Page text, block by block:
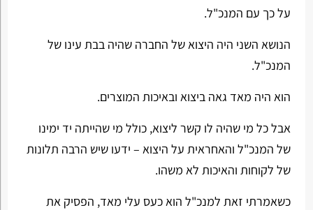
על כך עם המנכ"ל.
הנושא השני היה היצוא של החברה שהיה בבת עינו של
המנכ"ל.
הוא היה מאד גאה ביצוא ובאיכות המוצרים.
אבל כל מי שהיה לו קשר ליצוא, כולל מי שהייתה יד ימינו
של המנכ"ל והאחראית על היצוא – ידעו שיש הרבה תלונות
של לקוחות והאיכות לא משהו.
כשאמרתי זאת למנכ"ל הוא כעס עלי מאד, הפסיק את